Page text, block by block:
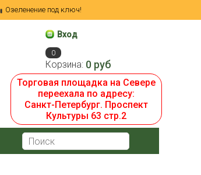
Озеленение под ключ!
Вход
0
Корзина: 0 руб
Торговая площадка на Севере
переехала по адресу:
Санкт-Петербург. Проспект
Культуры 63 стр.2